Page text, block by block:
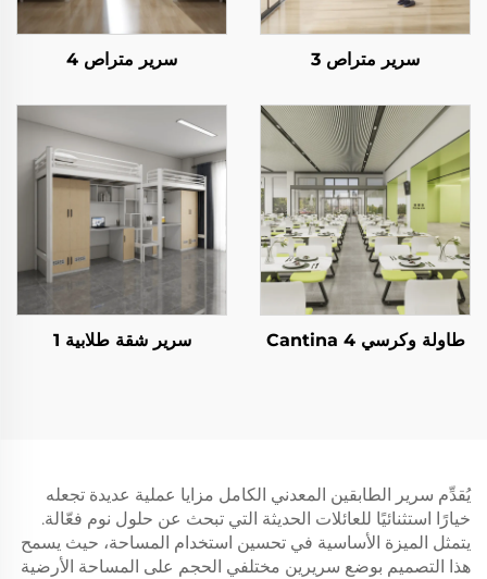
سرير متراص 3 سرير متراص 4
طاولة وكرسي Cantina 4 سرير شقة طلابية 1
يُقدِّم سرير الطابقين المعدني الكامل مزايا عملية عديدة تجعله
خيارًا استثنائيًا للعائلات الحديثة التي تبحث عن حلول نوم فعّالة.
يتمثل الميزة الأساسية في تحسين استخدام المساحة، حيث يسمح
هذا التصميم بوضع سريرين مختلفي الحجم على المساحة الأرضية